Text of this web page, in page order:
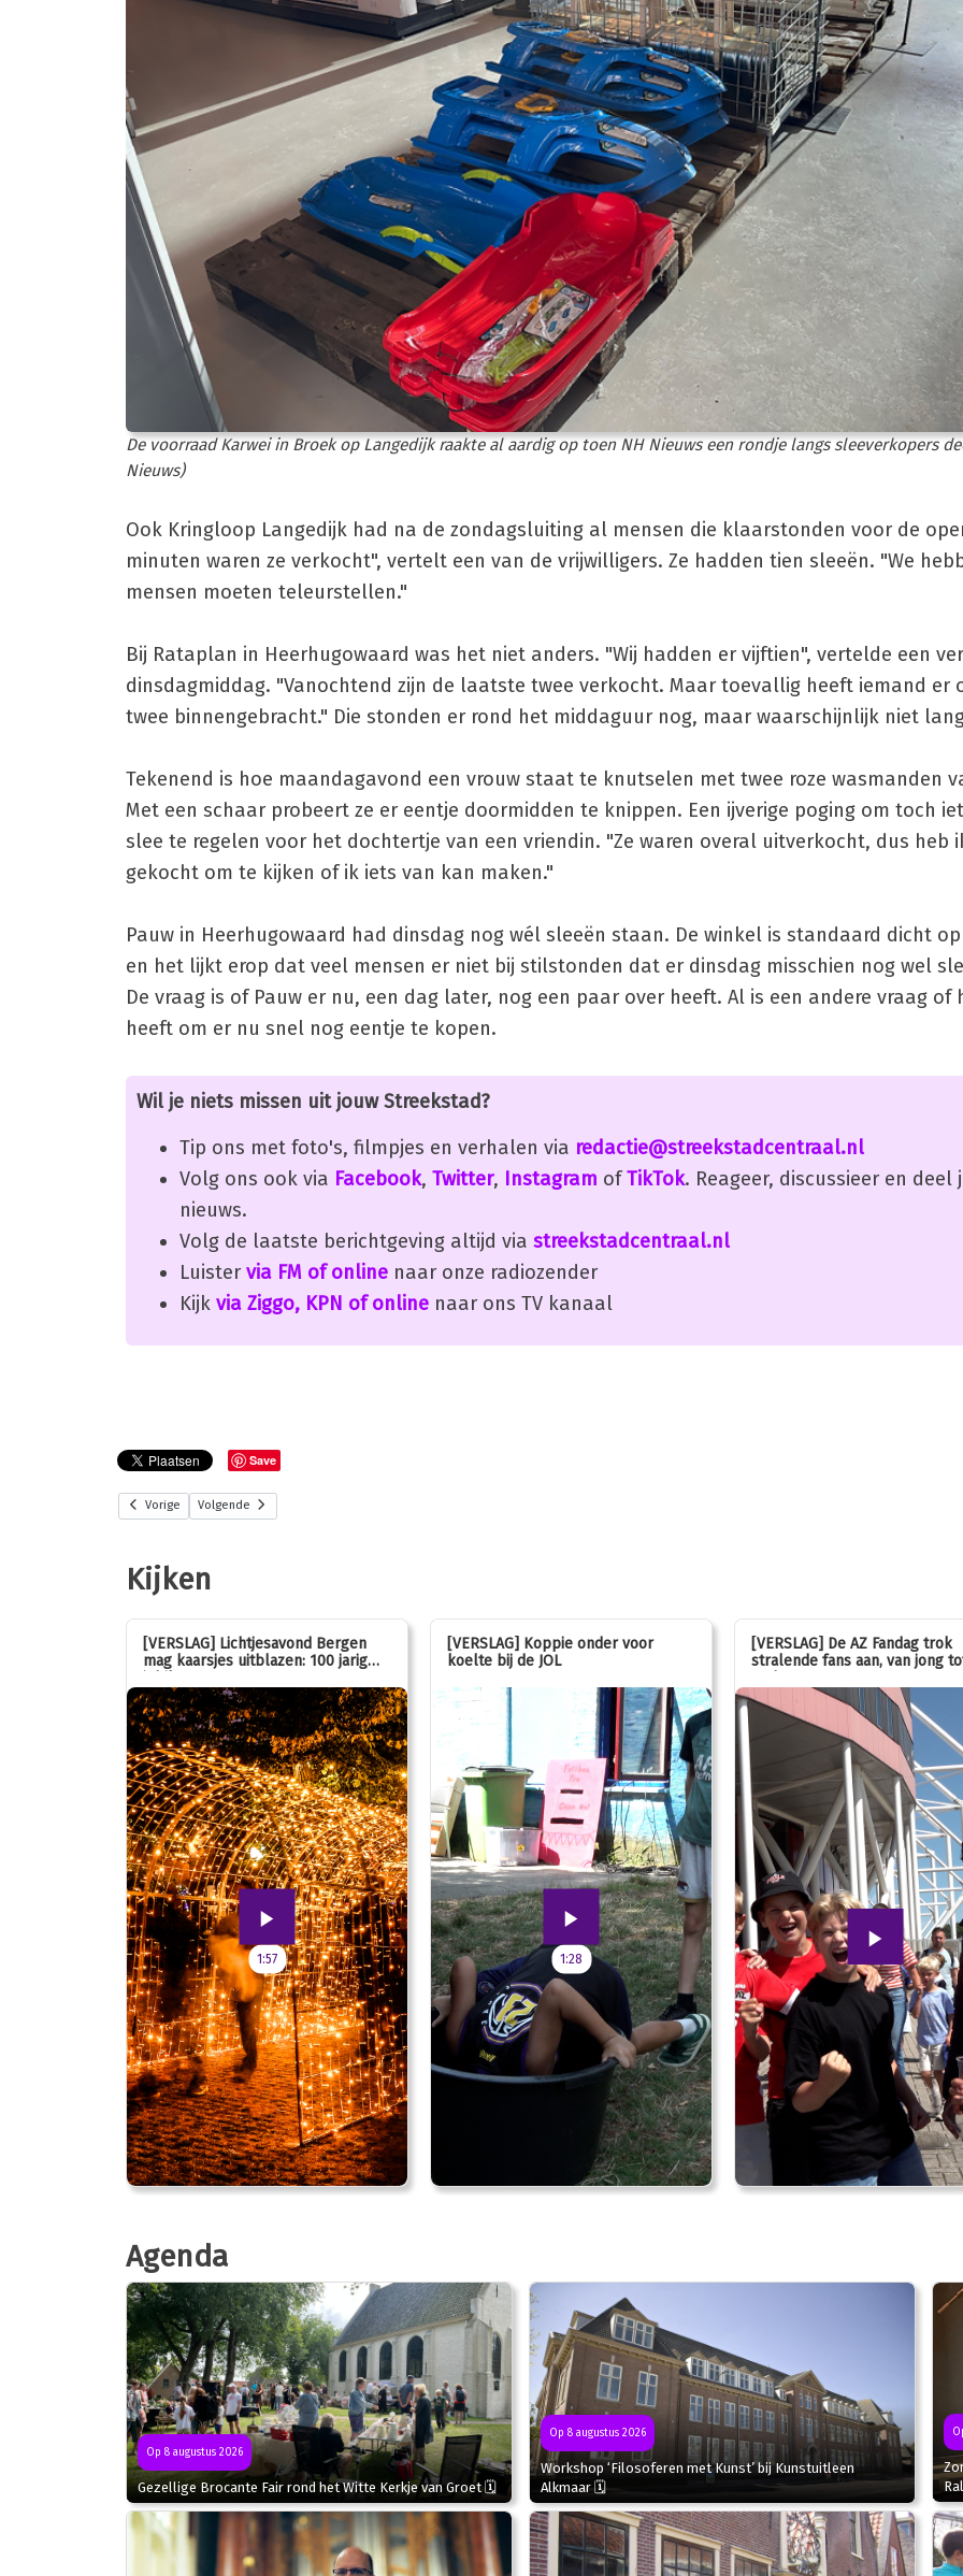
De voorraad Karwei in Broek op Langedijk raakte al aardig op toen NH Nieuws een rondje langs sleeverkopers
Nieuws)
Ook Kringloop Langedijk had na de zondagsluiting al mensen die klaarstonden voor de
minuten waren ze verkocht", vertelt een van de vrijwilligers. Ze hadden tien sleeën. "We
mensen moeten teleurstellen."
Bij Rataplan in Heerhugowaard was het niet anders. "Wij hadden er vijftien", vertelde een
dinsdagmiddag. "Vanochtend zijn de laatste twee verkocht. Maar toevallig heeft iemand er
twee binnengebracht." Die stonden er rond het middaguur nog, maar waarschijnlijk niet
Tekenend is hoe maandagavond een vrouw staat te knutselen met twee roze wasmanden
Met een schaar probeert ze er eentje doormidden te knippen. Een ijverige poging om toch
slee te regelen voor het dochtertje van een vriendin. "Ze waren overal uitverkocht, dus heb
gekocht om te kijken of ik iets van kan maken."
Pauw in Heerhugowaard had dinsdag nog wél sleeën staan. De winkel is standaard dicht
en het lijkt erop dat veel mensen er niet bij stilstonden dat er dinsdag misschien nog wel
De vraag is of Pauw er nu, een dag later, nog een paar over heeft. Al is een andere vraag of
heeft om er nu snel nog eentje te kopen.
Wil je niets missen uit jouw Streekstad?
Tip ons met foto's, filmpjes en verhalen via redactie@streekstadcentraal.nl
Volg ons ook via Facebook, Twitter, Instagram ofTikTok. Reageer, discussieer en deel
nieuws.
Volg de laatste berichtgeving altijd via streekstadcentraal.nl
Luister via FM of online naar onze radiozender
Kijk via Ziggo, KPN of online naar ons TV kanaal
Save
Vorige Volgende
Kijken
[VERSLAG] Lichtjesavond Bergen
mag kaarsjes uitblazen: 100 jarig
1:57
[VERSLAG] Koppie onder voor
koelte bij de JOL
1:28
[VERSLAG] De AZ Fandag trok
stralende fans aan, van jong
Agenda
Op 8 augustus 2026
Gezellige Brocante Fair rond het Witte Kerkje van Groet 🗓
Op 8 augustus 2026
Workshop ‘Filosoferen met Kunst’ bij Kunstuitleen
Alkmaar 🗓